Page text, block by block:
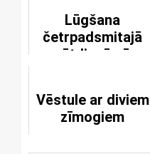
Lūgšana
četrpadsmitajā
svētdienā pēc
Vēstule ar diviem
zīmogiem